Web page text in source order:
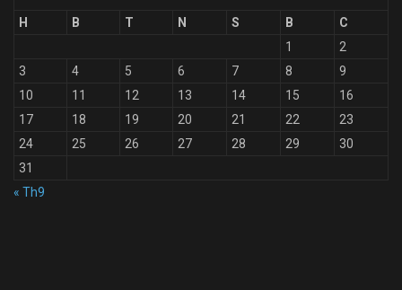
H B T N S B
C
1
2
3
4 5 6 7 8
9
10
11 12 13 14 15
16
17
18 19 20 21 22
23
24
25 26 27 28 29
30
31
« Th9